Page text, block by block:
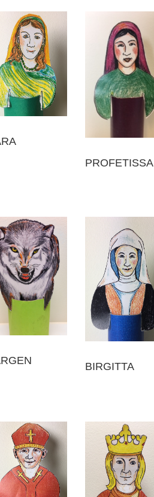
PROFETISSA
BIRGITTA